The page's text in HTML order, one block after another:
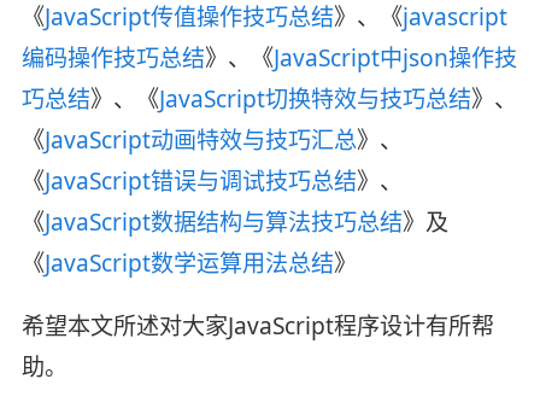
《JavaScript传值操作技巧总结》、《javascript
编码操作技巧总结》、《JavaScript中json操作技
巧总结》、《JavaScript切换特效与技巧总结》、
《JavaScript动画特效与技巧汇总》、
《JavaScript错误与调试技巧总结》、
《JavaScript数据结构与算法技巧总结》及
《JavaScript数学运算用法总结》
希望本文所述对大家JavaScript程序设计有所帮
助。